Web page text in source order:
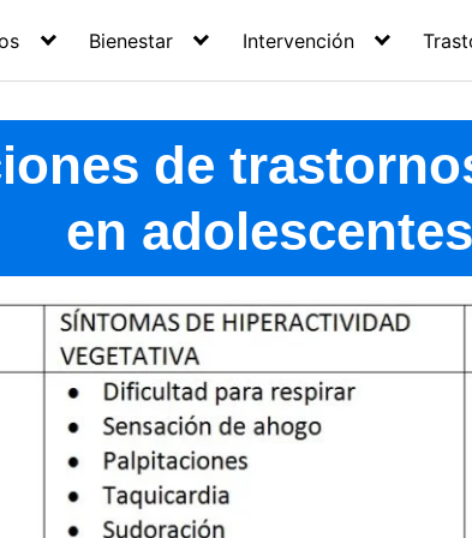
Bienestar Intervención
de
en adolescentes